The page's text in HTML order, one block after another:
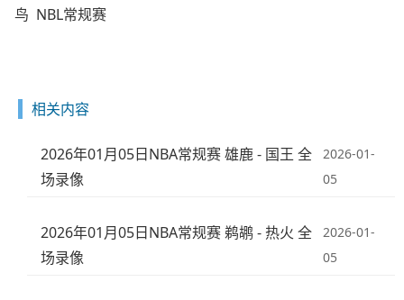
鸟 NBL常规赛
相关内容
2026年01月05日NBA常规赛 雄鹿 - 国王 全
场录像
2026-01-
05
2026年01月05日NBA常规赛 鹈鹕 - 热火 全
场录像
2026-01-
05